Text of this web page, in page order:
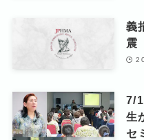
義
震
7/
生
セ